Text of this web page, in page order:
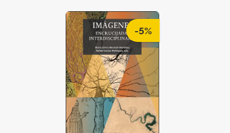
-5%